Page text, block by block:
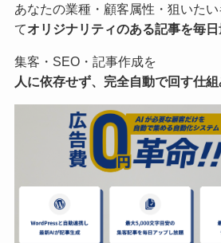
あなたの業種・顧客属性・狙いた
てオリジナリティのある記事を毎
集客・SEO・記事作成を
人に依存せず、完全自動で回す仕